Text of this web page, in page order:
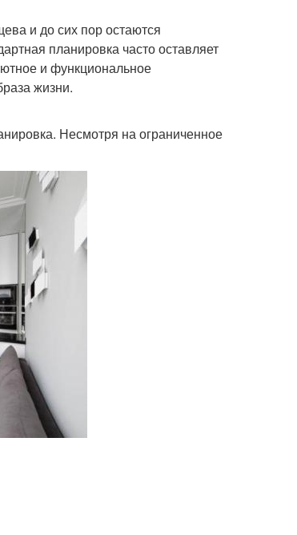
и до сих пор остаются
планировка часто оставляет
и функциональное
жизни.
Несмотря на ограниченное